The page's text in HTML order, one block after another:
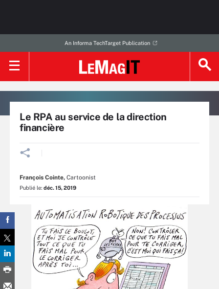
An Informa TechTarget Publication
Le RPA au service de la direction
financière
François Cointe, Cartoonist
Publié le: déc. 15, 2019